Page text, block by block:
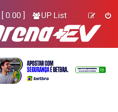
[ 0.00 ] UP List